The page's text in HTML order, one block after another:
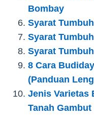
Bombay
Syarat
Syarat
Syarat
8 Cara
(Panduan
Jenis Varietas
Tanah Gambut